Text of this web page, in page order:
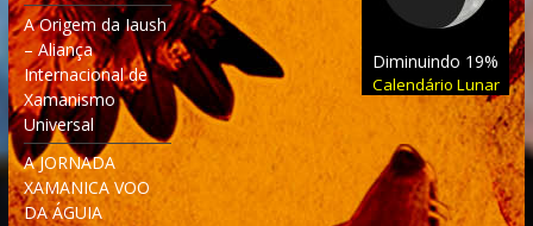
A Origem da Iaush
– Aliança
Internacional de
Xamanismo
Universal
A JORNADA
XAMANICA VOO
DA ÁGUIA
Diminuindo 19%
Calendário Lunar